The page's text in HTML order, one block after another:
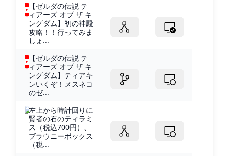
【ゼルダの伝説 テ
ィアーズ オブ ザ キ
ングダム】初の神殿
攻略！！行ってみま
しょ...
【ゼルダの伝説 テ
ィアーズ オブ ザ キ
ングダム】ティアキ
ンいくぞ！メスネコ
のゼ...
左上から時計回りに
賢者の石のティラミ
ス（税込700円）、
ブラウニーボックス
（税...